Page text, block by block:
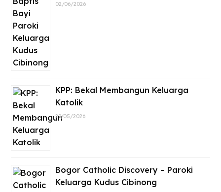
02/06/2026
KPP: Bekal Membangun Keluarga
Katolik
29/05/2026
Bogor Catholic Discovery – Paroki
Keluarga Kudus Cibinong